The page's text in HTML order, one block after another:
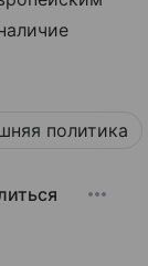
политика